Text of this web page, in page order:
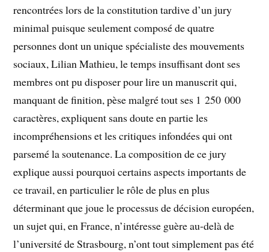
rencontrées lors de la constitution tardive d’un jury
minimal puisque seulement composé de quatre
personnes dont un unique spécialiste des mouvements
sociaux, Lilian Mathieu, le temps insuffisant dont ses
membres ont pu disposer pour lire un manuscrit qui,
manquant de finition, pèse malgré tout ses 1 250 000
caractères, expliquent sans doute en partie les
incompréhensions et les critiques infondées qui ont
parsemé la soutenance. La composition de ce jury
explique aussi pourquoi certains aspects importants de
ce travail, en particulier le rôle de plus en plus
déterminant que joue le processus de décision européen,
un sujet qui, en France, n’intéresse guère au-delà de
l’université de Strasbourg, n’ont tout simplement pas été